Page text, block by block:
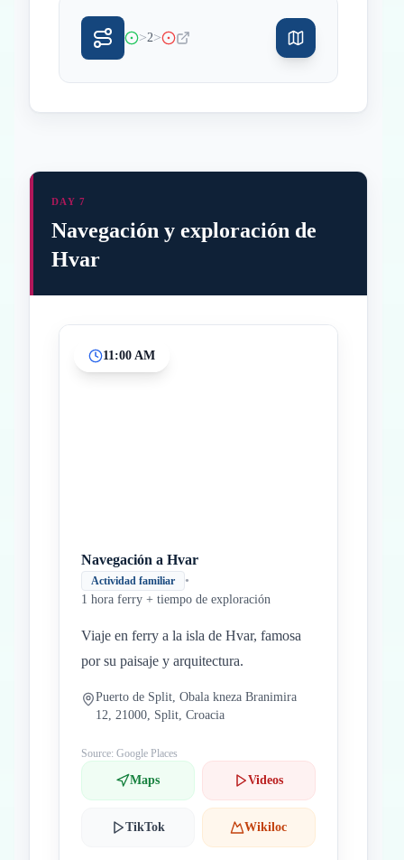
>2>
DAY 7
Navegación y exploración de
Hvar
11:00 AM
Navegación a Hvar
Actividad familiar
•
1 hora ferry + tiempo de exploración
Viaje en ferry a la isla de Hvar, famosa
por su paisaje y arquitectura.
Puerto de Split, Obala kneza Branimira
12, 21000, Split, Croacia
Source: Google Places
Maps Videos
TikTok Wikiloc